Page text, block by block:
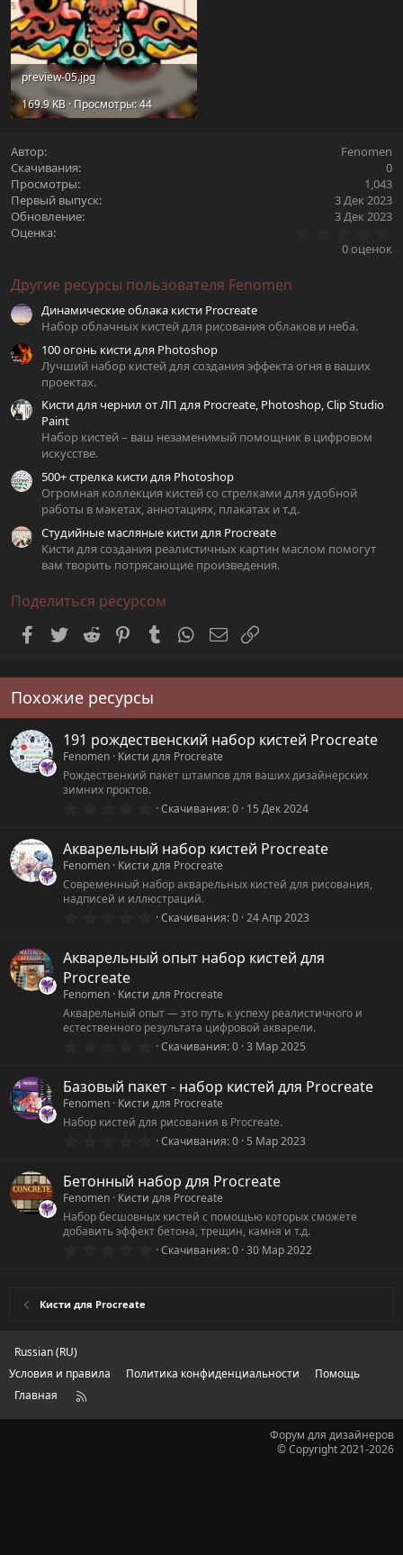
preview-05.jpg
169.9 KB · Просмотры: 44
Автор
Fenomen
Скачивания
0
Просмотры
1,043
Первый выпуск
3 Дек 2023
Обновление
3 Дек 2023
Оценка
0
0 оценок
Другие ресурсы пользователя Fenomen
Динамические облака кисти Procreate
Набор облачных кистей для рисования облаков и неба.
100 огонь кисти для Photoshop
Лучший набор кистей для создания эффекта огня в ваших
проектах.
Кисти для чернил от ЛП для Procreate, Photoshop, Clip Studio
Paint
Набор кистей – ваш незаменимый помощник в цифровом
искусстве.
500+ стрелка кисти для Photoshop
Огромная коллекция кистей со стрелками для удобной
работы в макетах, аннотациях, плакатах и т.д.
Студийные масляные кисти для Procreate
Кисти для создания реалистичных картин маслом помогут
вам творить потрясающие произведения.
Поделиться ресурсом
Facebook
Twitter Reddit PinterestTumblrWhatsAppЭлектронная почта
Похожие ресурсы
191 рождественский набор кистей Procreate
Fenomen Кисти для Procreate
Рождественкий пакет штампов для ваших дизайнерских
зимних проктов.
0
0
з
в
ё
з
Скачивания 0 15 Дек 2024
Акварельный набор кистей Procreate
Fenomen Кисти для Procreate
Современный набор акварельных кистей для рисования,
надписей и иллюстраций.
0
0
з
ё
з
д
Скачивания 0 24 Апр 2023
Акварельный опыт набор кистей для
Procreate
Fenomen Кисти для Procreate
Акварельный опыт — это путь к успеху реалистичного и
естественного результата цифровой акварели.
0
0
з
в
ё
д
Скачивания 0 3 Мар 2025
Базовый пакет - набор кистей для Procreate
Fenomen Кисти для Procreate
Набор кистей для рисования в Procreate.
0
0
з
в
ё
з
Скачивания 0 5 Мар 2023
Бетонный набор для Procreate
Fenomen Кисти для Procreate
Набор бесшовных кистей с помощью которых сможете
добавить эффект бетона, трещин, камня и т.д.
0Скачивания 0 30 Мар 2022
Кисти для Procreate
Russian (RU)
Условия и правила
Политика конфиденциальности
Помощь
Главная
R
Форум для дизайнеров
© Copyright 2021-2026